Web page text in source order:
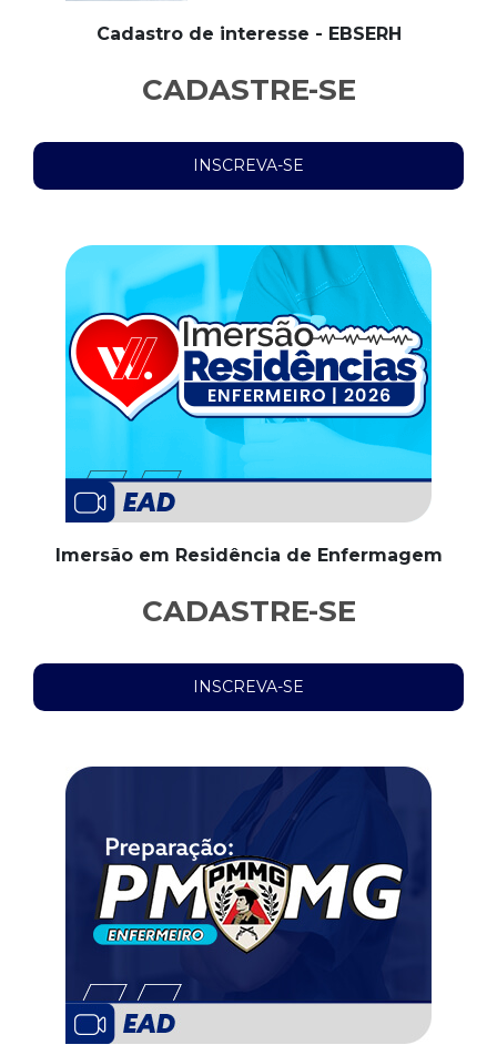
Cadastro de interesse - EBSERH
CADASTRE-SE
INSCREVA-SE
Imersão em Residência de Enfermagem
CADASTRE-SE
INSCREVA-SE